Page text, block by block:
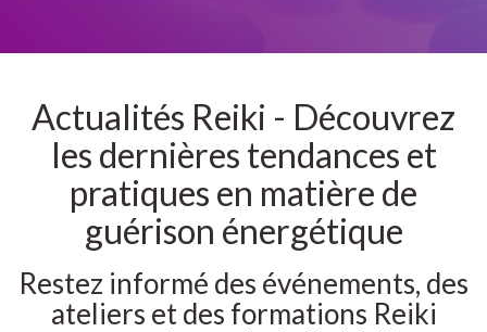
Actualités Reiki - Découvrez
les dernières tendances et
pratiques en matière de
guérison énergétique
Restez informé des événements, des
ateliers et des formations Reiki